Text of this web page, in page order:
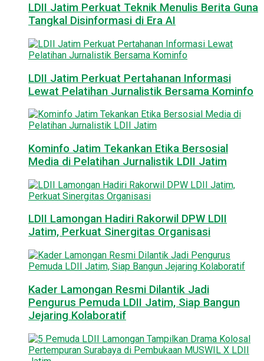
LDII Jatim Perkuat Teknik Menulis Berita Guna
Tangkal Disinformasi di Era AI
LDII Jatim Perkuat Pertahanan Informasi
Lewat Pelatihan Jurnalistik Bersama Kominfo
Kominfo Jatim Tekankan Etika Bersosial
Media di Pelatihan Jurnalistik LDII Jatim
LDII Lamongan Hadiri Rakorwil DPW LDII
Jatim, Perkuat Sinergitas Organisasi
Kader Lamongan Resmi Dilantik Jadi
Pengurus Pemuda LDII Jatim, Siap Bangun
Jejaring Kolaboratif